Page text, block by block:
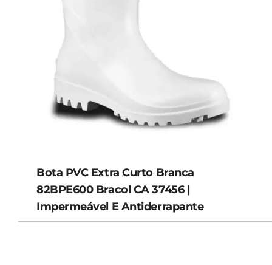
Bota PVC Extra Curto Branca
82BPE600 Bracol CA 37456 |
Impermeável E Antiderrapante